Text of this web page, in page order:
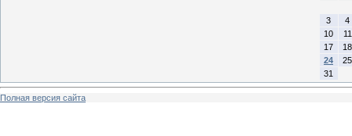
3
4
10
11
17
18
24
25
31
Полная версия сайта